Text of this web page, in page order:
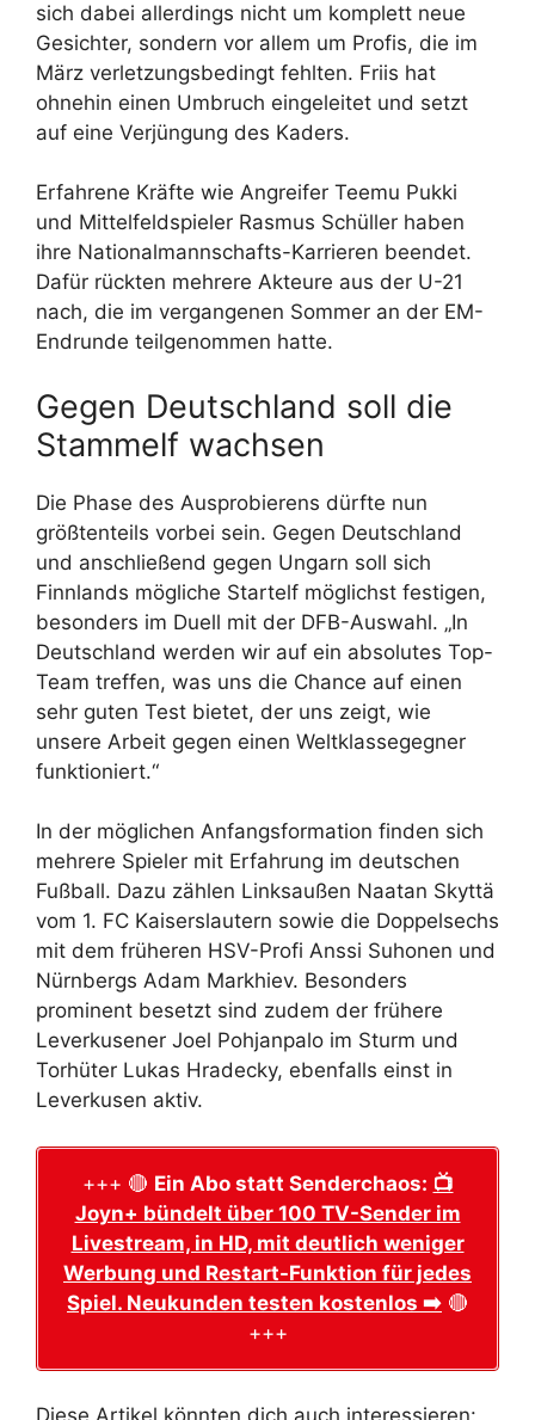
sich dabei allerdings nicht um komplett neue
Gesichter, sondern vor allem um Profis, die im
März verletzungsbedingt fehlten. Friis hat
ohnehin einen Umbruch eingeleitet und setzt
auf eine Verjüngung des Kaders.
Erfahrene Kräfte wie Angreifer Teemu Pukki
und Mittelfeldspieler Rasmus Schüller haben
ihre Nationalmannschafts-Karrieren beendet.
Dafür rückten mehrere Akteure aus der U-21
nach, die im vergangenen Sommer an der EM-
Endrunde teilgenommen hatte.
Gegen Deutschland soll die
Stammelf wachsen
Die Phase des Ausprobierens dürfte nun
größtenteils vorbei sein. Gegen Deutschland
und anschließend gegen Ungarn soll sich
Finnlands mögliche Startelf möglichst festigen,
besonders im Duell mit der DFB-Auswahl. „In
Deutschland werden wir auf ein absolutes Top-
Team treffen, was uns die Chance auf einen
sehr guten Test bietet, der uns zeigt, wie
unsere Arbeit gegen einen Weltklassegegner
funktioniert.“
In der möglichen Anfangsformation finden sich
mehrere Spieler mit Erfahrung im deutschen
Fußball. Dazu zählen Linksaußen Naatan Skyttä
vom 1. FC Kaiserslautern sowie die Doppelsechs
mit dem früheren HSV-Profi Anssi Suhonen und
Nürnbergs Adam Markhiev. Besonders
prominent besetzt sind zudem der frühere
Leverkusener Joel Pohjanpalo im Sturm und
Torhüter Lukas Hradecky, ebenfalls einst in
Leverkusen aktiv.
+++ 🔴 Ein Abo statt Senderchaos: 📺
Joyn+ bündelt über 100 TV-Sender im
Livestream, in HD, mit deutlich weniger
Werbung und Restart-Funktion für jedes
Spiel. Neukunden testen kostenlos ➡️ 🔴
+++